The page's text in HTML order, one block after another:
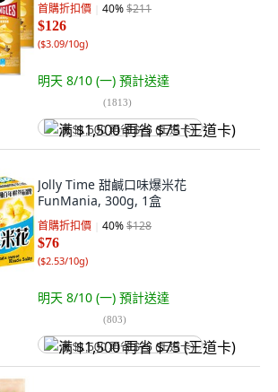
首購折扣價 40%$211
$126
($3.09/10g)
明天 8/10 (一) 預計送達
(1813)
满 $1,500 再省 $75 (王道卡)
Jolly Time 甜鹹口味爆米花
FunMania, 300g, 1盒
首購折扣價 40%$128
$76
($2.53/10g)
明天 8/10 (一) 預計送達
(803)
满 $1,500 再省 $75 (王道卡)